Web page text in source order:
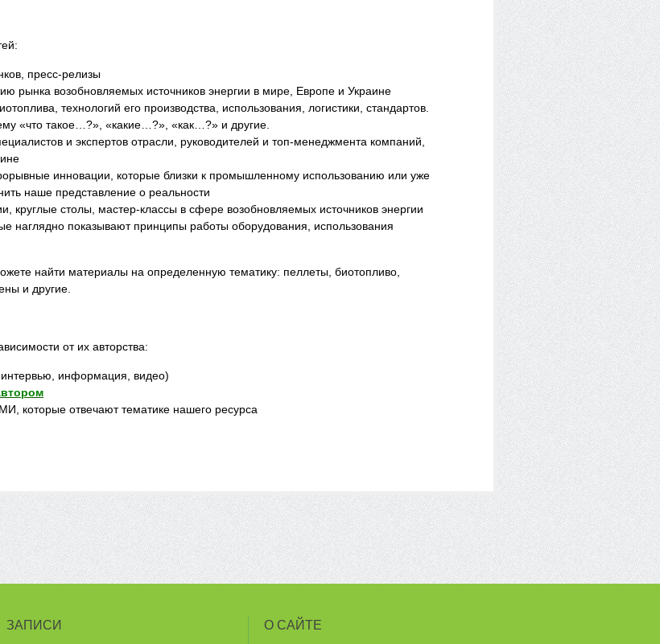
пресс-релизы
рынка возобновляемых источников энергии в мире, Европе и Украине
технологий его производства, использования, логистики, стандартов.
«что такое…?», «какие…?», «как…?» и другие.
и экспертов отрасли, руководителей и топ-менеджмента компаний,
инновации, которые близки к промышленному использованию или уже
наше представление о реальности
круглые столы, мастер-классы в сфере возобновляемых источников энергии
наглядно показывают принципы работы оборудования, использования
найти материалы на определенную тематику: пеллеты, биотопливо,
и другие.
от их авторства:
информация, видео)
которые отвечают тематике нашего ресурса
ЗАПИСИ О САЙТЕ